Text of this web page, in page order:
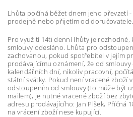
Lhůta počíná běžet dnem jeho převzetí
prodejně nebo přijetím od doručovatele.
Pro využití 14ti denní lhůty je
smlouvy odesláno. Lhůta pro
zachovanou, pokud spotřebitel v jejím
prodávajícímu oznámení, že od
kalendářních dní, nikoliv pracovní,
státní svátky. Pokud není vracené zboží
odstoupením od smlouvy (to může být
mailem), je nutné vracené zboží bez
adresu prodávajícího: Jan Plšek, Příčná
na vrácení zboží nese kupující.